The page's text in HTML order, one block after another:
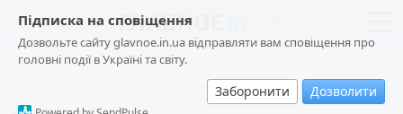
Підписка на сповіщення
Дозвольте сайту glavnoe.in.ua відправляти вам сповіщення про
головні події в Україні та світу.
Заборонити Дозволити
новости
о проекте
общество
Общество